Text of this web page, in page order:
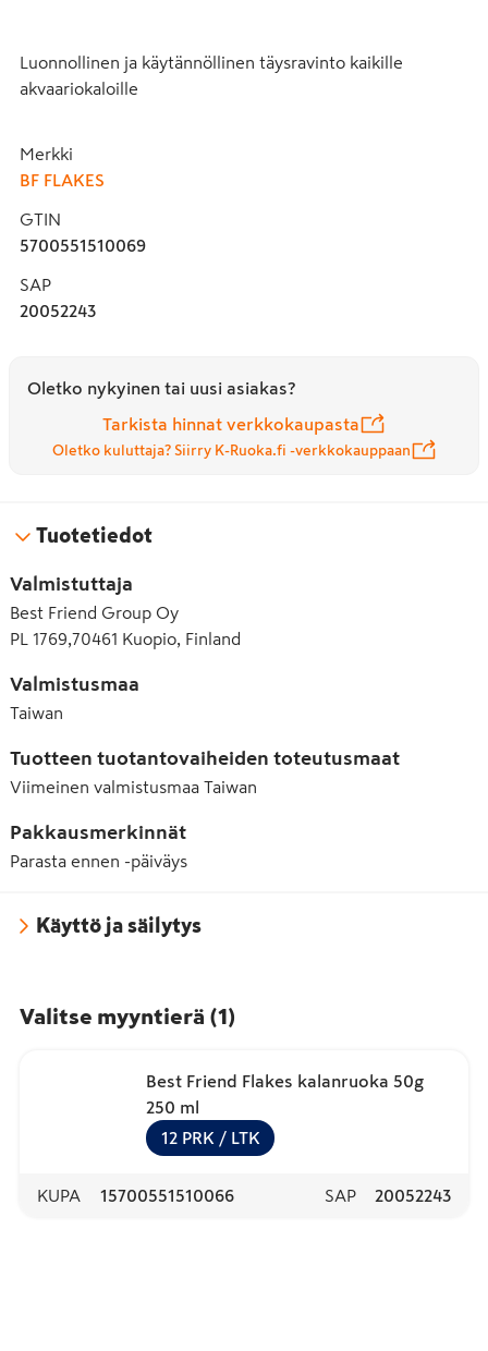
Luonnollinen ja käytännöllinen täysravinto kaikille
akvaariokaloille
Merkki
BF FLAKES
GTIN
5700551510069
SAP
20052243
Oletko nykyinen tai uusi asiakas?
Tarkista hinnat verkkokaupasta
Oletko kuluttaja? Siirry K-Ruoka.fi -verkkokauppaan
Tuotetiedot
Valmistuttaja
Best Friend Group Oy
PL 1769,70461 Kuopio, Finland
Valmistusmaa
Taiwan
Tuotteen tuotantovaiheiden toteutusmaat
Viimeinen valmistusmaa Taiwan
Pakkausmerkinnät
Parasta ennen -päiväys
Käyttö ja säilytys
Valitse myyntierä (1)
Best Friend Flakes kalanruoka 50g
250 ml
12 PRK / LTK
KUPA 15700551510066 SAP 20052243